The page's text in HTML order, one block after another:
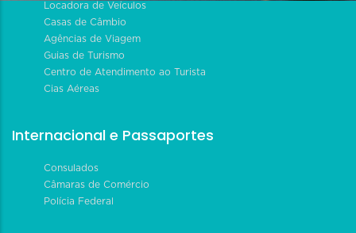
Locadora de Veículos
Casas de Câmbio
Agências de Viagem
Guias de Turismo
Centro de Atendimento ao Turista
Cias Aéreas
Internacional e Passaportes
Consulados
Câmaras de Comércio
Polícia Federal